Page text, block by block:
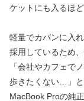
ケットにも入るほ
軽量でカバンに入
採用しているため
「会社やカフェで
歩きたくない…」と
MacBook Proの純